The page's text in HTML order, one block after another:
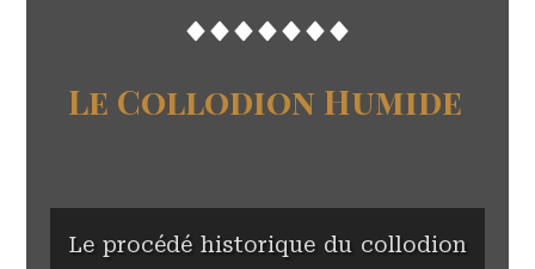
Le Collodion Humide
Le procédé historique du collodion